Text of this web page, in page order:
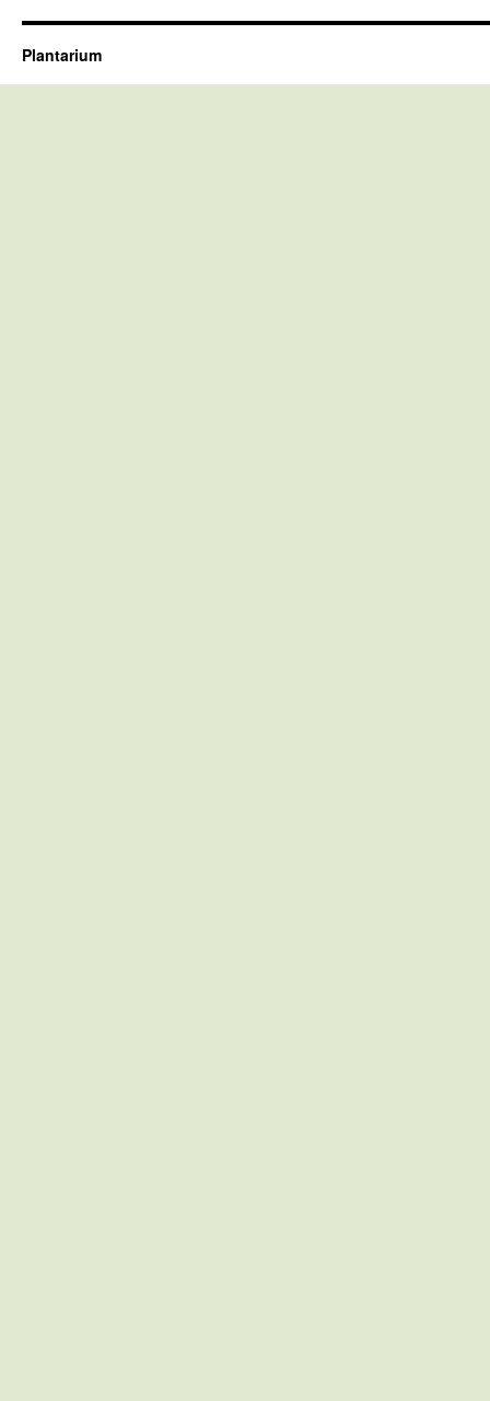
Plantarium